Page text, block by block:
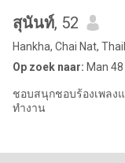
สุนันท์, 52
Hankha, Chai Nat,
Op zoek naar: Man
ชอบสนุกชอบร้องเพลง
ทำงาน